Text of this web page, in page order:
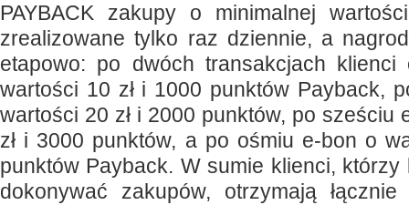
PAYBACK zakupy o minimalnej
zrealizowane tylko raz dziennie, a
etapowo: po dwóch transakcjach klienci
wartości 10 zł i 1000 punktów Payback,
wartości 20 zł i 2000 punktów, po sześciu
zł i 3000 punktów, a po ośmiu e-bon o
punktów Payback. W sumie klienci,
dokonywać zakupów, otrzymają